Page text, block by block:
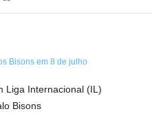
Liga Internacional (IL)
Bisons